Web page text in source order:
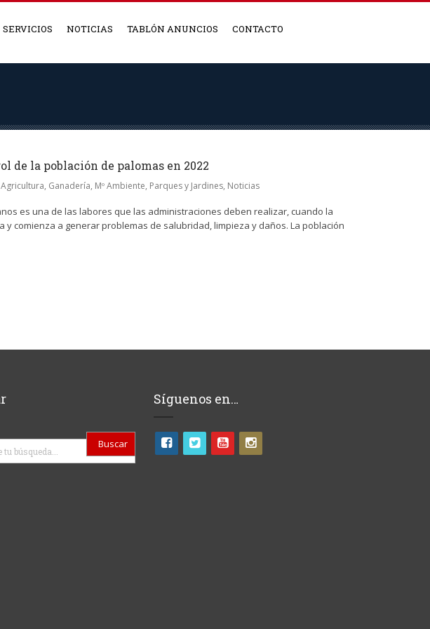
SERVICIOS NOTICIAS TABLÓN ANUNCIOS CONTACTO
de la población de palomas en 2022
Agricultura, Ganadería, Mº Ambiente, Parques y Jardines, Noticias
es una de las labores que las administraciones deben realizar, cuando la
y comienza a generar problemas de salubridad, limpieza y daños. La población
Síguenos en…